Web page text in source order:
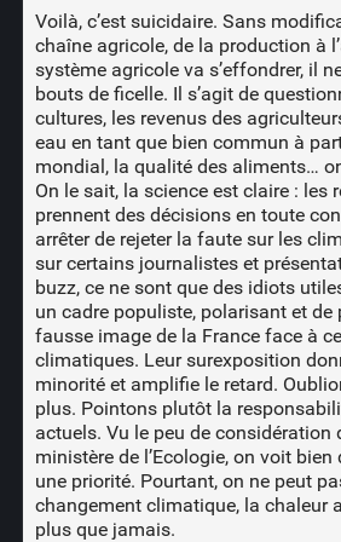
Voilà, c’est suicidaire. Sans
chaîne agricole, de la production à
système agricole va s’effondrer, il
bouts de ficelle. Il s’agit de
cultures, les revenus des
eau en tant que bien commun à
mondial, la qualité des aliments…
On le sait, la science est claire : les
prennent des décisions en toute
arrêter de rejeter la faute sur les
sur certains journalistes et
buzz, ce ne sont que des idiots
un cadre populiste, polarisant et de
fausse image de la France face à
climatiques. Leur surexposition
minorité et amplifie le retard.
plus. Pointons plutôt la
actuels. Vu le peu de considération
ministère de l’Ecologie, on voit bien
une priorité. Pourtant, on ne peut
changement climatique, la chaleur
plus que jamais.